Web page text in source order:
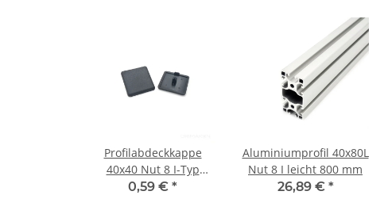
Profilabdeckkappe
40x40 Nut 8 I-Typ
schwarz
0,59 € *
Aluminiumprofil 40x80L
Nut 8 I leicht 800 mm
26,89 € *